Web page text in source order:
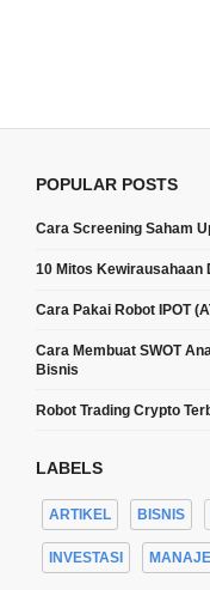
POPULAR POSTS
Cara Screening Saham
10 Mitos Kewirausahaan
Cara Pakai Robot IPOT
Cara Membuat SWOT
Bisnis
Robot Trading Crypto
LABELS
ARTIKEL BISNIS
INVESTASI